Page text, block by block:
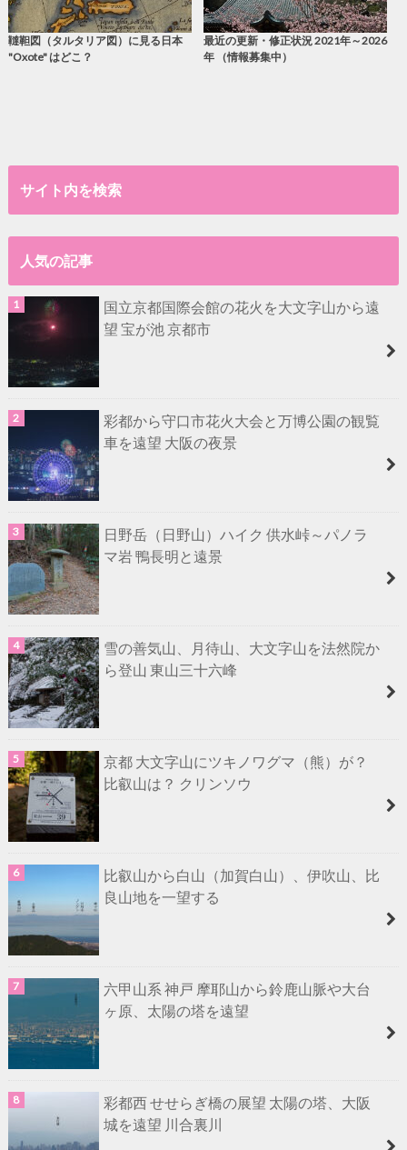
韃靼図（タルタリア図）に見る日本
"Oxote" はどこ？
最近の更新・修正状況 2021年～2026
年 （情報募集中）
サイト内を検索
人気の記事
国立京都国際会館の花火を大文字山から遠
望 宝が池 京都市
彩都から守口市花火大会と万博公園の観覧
車を遠望 大阪の夜景
日野岳（日野山）ハイク 供水峠～パノラ
マ岩 鴨長明と遠景
雪の善気山、月待山、大文字山を法然院か
ら登山 東山三十六峰
京都 大文字山にツキノワグマ（熊）が？
比叡山は？ クリンソウ
比叡山から白山（加賀白山）、伊吹山、比
良山地を一望する
六甲山系 神戸 摩耶山から鈴鹿山脈や大台
ヶ原、太陽の塔を遠望
彩都西 せせらぎ橋の展望 太陽の塔、大阪
城を遠望 川合裏川